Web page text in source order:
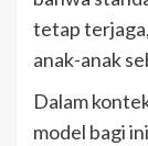
tetap
anak-anak
Dalam
model bagi